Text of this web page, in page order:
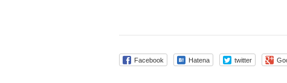
Facebook Hatena twitter